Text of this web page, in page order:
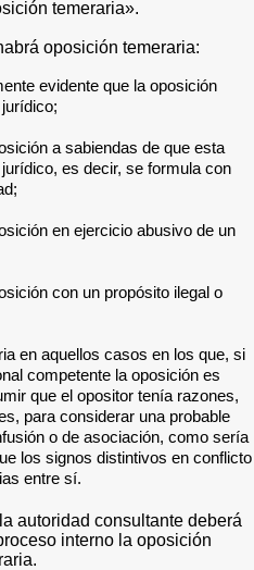
temeraria».
oposición temeraria:
evidente que la oposición
a sabiendas de que esta
es decir, se formula con
en ejercicio abusivo de un
con un propósito ilegal o
en aquellos casos en los que, si
competente la oposición es
que el opositor tenía razones,
para considerar una probable
o de asociación, como sería
los signos distintivos en conflicto
entre sí.
autoridad consultante deberá
interno la oposición